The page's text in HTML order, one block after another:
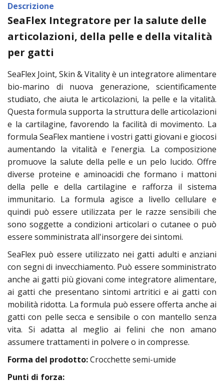
Descrizione
SeaFlex Integratore per la salute delle
articolazioni, della pelle e della vitalità
per gatti
SeaFlex Joint, Skin & Vitality è un integratore alimentare
bio-marino di nuova generazione, scientificamente
studiato, che aiuta le articolazioni, la pelle e la vitalità.
Questa formula supporta la struttura delle articolazioni
e la cartilagine, favorendo la facilità di movimento. La
formula SeaFlex mantiene i vostri gatti giovani e giocosi
aumentando la vitalità e l'energia. La composizione
promuove la salute della pelle e un pelo lucido. Offre
diverse proteine e aminoacidi che formano i mattoni
della pelle e della cartilagine e rafforza il sistema
immunitario. La formula agisce a livello cellulare e
quindi può essere utilizzata per le razze sensibili che
sono soggette a condizioni articolari o cutanee o può
essere somministrata all'insorgere dei sintomi.
SeaFlex può essere utilizzato nei gatti adulti e anziani
con segni di invecchiamento. Può essere somministrato
anche ai gatti più giovani come integratore alimentare,
ai gatti che presentano sintomi artritici e ai gatti con
mobilità ridotta. La formula può essere offerta anche ai
gatti con pelle secca e sensibile o con mantello senza
vita. Si adatta al meglio ai felini che non amano
assumere trattamenti in polvere o in compresse.
Forma del prodotto:Crocchette semi-umide
Punti di forza: